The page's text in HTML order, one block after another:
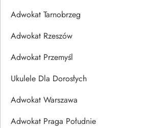
Adwokat Tarnobrzeg
Adwokat Rzeszów
Adwokat Przemyśl
Ukulele Dla Dorosłych
Adwokat Warszawa
Adwokat Praga Południe